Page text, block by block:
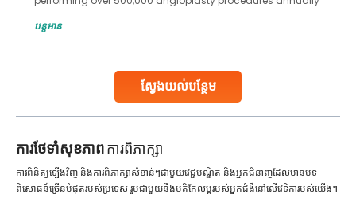
ស្វែងយល់បន្ថែម
globe are searching for treatments like angioplasty and
Studies, such as one published
បន្តអាន
ការ​ថែទាំ​សុខភាពការពិភាក្សា
ការពិនិត្យឡើងវិញ និងការពិភាក្សាសំខាន់ៗជាមួយវេជ្ជបណ្ឌិត និងអ្នកជំនាញដែលមានបទ
ពិសោធន៍ច្រើនបំផុតរបស់ប្រទេស រួមជាមួយនឹងមតិកែលម្អរបស់អ្នកជំងឺនៅលើវេទិការបស់យើង។